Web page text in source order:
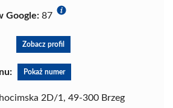
Google: 87
Zobacz profil
Pokaż numer
2D/1, 49-300 Brzeg